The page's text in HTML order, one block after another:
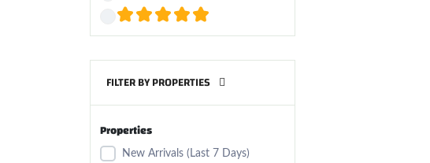
FILTER BY PROPERTIES
Properties
New Arrivals (Last 7 Days)